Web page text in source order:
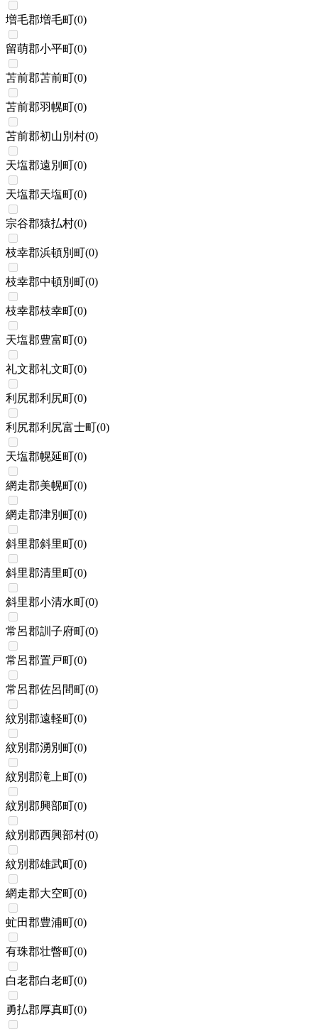
増毛郡増毛町(0)
留萌郡小平町(0)
苫前郡苫前町(0)
苫前郡羽幌町(0)
苫前郡初山別村(0)
天塩郡遠別町(0)
天塩郡天塩町(0)
宗谷郡猿払村(0)
枝幸郡浜頓別町(0)
枝幸郡中頓別町(0)
枝幸郡枝幸町(0)
天塩郡豊富町(0)
礼文郡礼文町(0)
利尻郡利尻町(0)
利尻郡利尻富士町(0)
天塩郡幌延町(0)
網走郡美幌町(0)
網走郡津別町(0)
斜里郡斜里町(0)
斜里郡清里町(0)
斜里郡小清水町(0)
常呂郡訓子府町(0)
常呂郡置戸町(0)
常呂郡佐呂間町(0)
紋別郡遠軽町(0)
紋別郡湧別町(0)
紋別郡滝上町(0)
紋別郡興部町(0)
紋別郡西興部村(0)
紋別郡雄武町(0)
網走郡大空町(0)
虻田郡豊浦町(0)
有珠郡壮瞥町(0)
白老郡白老町(0)
勇払郡厚真町(0)